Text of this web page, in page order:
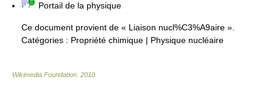
Portail de la physique
Ce document provient de « Liaison nucl%C3%A9aire ».
Catégories : Propriété chimique | Physique nucléaire
Wikimedia Foundation 2010